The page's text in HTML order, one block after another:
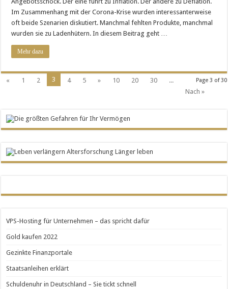
sie
für
Deutschland?
Im Zusammenhang mit der Corona-Krise wurden interessanterweise
oft beide Szenarien diskutiert. Manchmal fehlten Produkte, manchmal
wurden sie zu Ladenhütern. In diesem Beitrag geht …
Mehr dazu
Page 3 of 30
« 1 2 3 4 5 » 10 20 30
...
Nach »
VPS-Hosting für Unternehmen – das spricht dafür
Gold kaufen 2022
Gezinkte Finanzportale
Staatsanleihen erklärt
Schuldenuhr in Deutschland – Sie tickt schnell